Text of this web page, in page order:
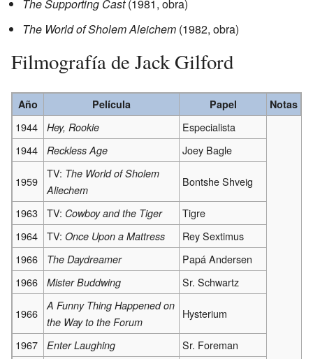
The Supporting Cast(1981, obra)
The World of Sholem Aleichem (1982, obra)
Filmografía de Jack Gilford
Año Película Papel Notas
1944 Hey, Rookie
Especialista
1944
Reckless Age Joey Bagle
1959
TV: The World of Sholem
Aliechem
Bontshe Shveig
1963 TV: Cowboy and the Tiger
Tigre
1964
TV: Once Upon a Mattress
Rey Sextimus
1966
The Daydreamer
Papá Andersen
1966
Mister Buddwing Sr. Schwartz
1966
A Funny Thing Happened on
the Way to the Forum
Hysterium
1967 Enter Laughing
Sr. Foreman